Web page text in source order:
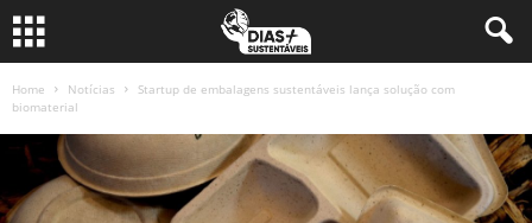
Home Notícias
Startup de embalagens sustentáveis lança solução com
biomaterial